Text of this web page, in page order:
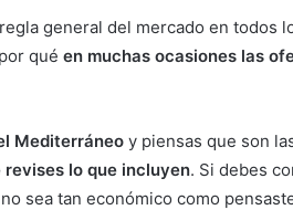
general del mercado en todos
qué en muchas ocasiones las
Mediterráneo y piensas que son
lo que incluyen. Si debes
sea tan económico como